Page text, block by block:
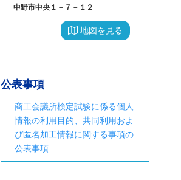
中野市中央１－７－１２
地図を見る
公表事項
商工会議所検定試験に係る個人
情報の利用目的、共同利用およ
び匿名加工情報に関する事項の
公表事項